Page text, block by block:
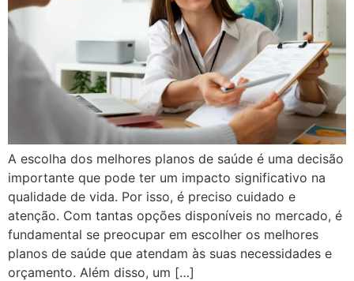
A escolha dos melhores planos de saúde é uma decisão
importante que pode ter um impacto significativo na
qualidade de vida. Por isso, é preciso cuidado e
atenção. Com tantas opções disponíveis no mercado, é
fundamental se preocupar em escolher os melhores
planos de saúde que atendam às suas necessidades e
orçamento. Além disso, um […]